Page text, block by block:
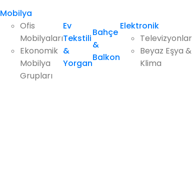
Mobilya
Ofis
Mobilyaları
Ekonomik
Mobilya
Grupları
Ev
Tekstili
&
Yorgan
Bahçe
&
Balkon
Elektronik
Televizyonlar
Beyaz Eşya &
Klima